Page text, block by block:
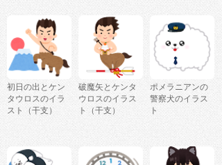
初日の出とケン
タウロスのイラ
スト（干支）
破魔矢とケンタ
ウロスのイラス
ト（干支）
ポメラニアンの
警察犬のイラス
ト